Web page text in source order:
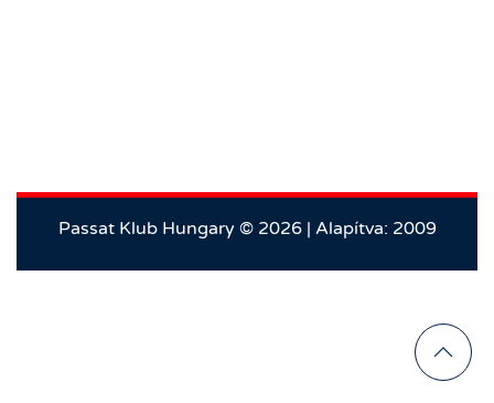
Passat Klub Hungary © 2026 | Alapítva: 2009